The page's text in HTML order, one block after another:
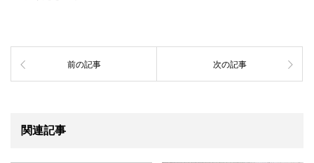
前の記事 次の記事
関連記事